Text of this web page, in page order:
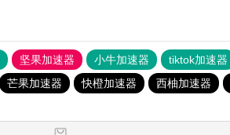
坚果加速器 小牛加速器 tiktok加速器
芒果加速器 快橙加速器 西柚加速器